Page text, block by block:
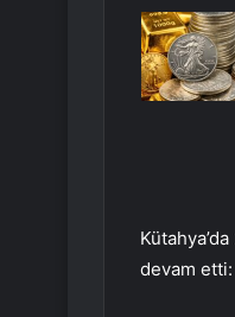
devam etti: